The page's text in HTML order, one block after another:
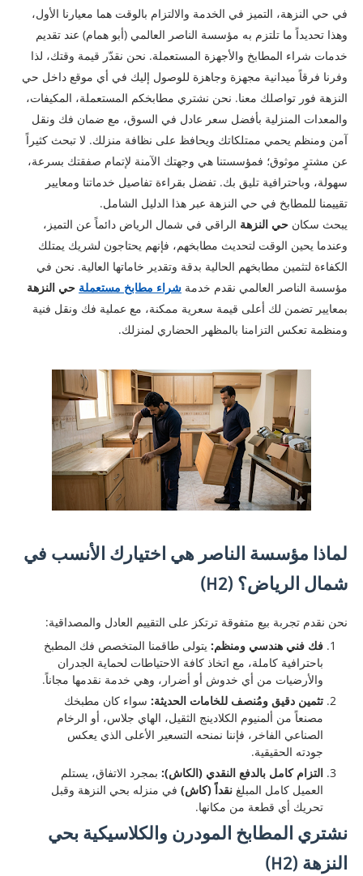
في حي النزهة، التميز في الخدمة والالتزام بالوقت هما معيارنا الأول،
وهذا تحديداً ما تلتزم به مؤسسة الناصر العالمي (أبو همام) عند تقديم
خدمات شراء المطابخ والأجهزة المستعملة. نحن نقدّر قيمة وقتك، لذا
وفرنا فرقاً ميدانية مجهزة وجاهزة للوصول إليك في أي موقع داخل حي
النزهة فور تواصلك معنا. نحن نشتري مطابخكم المستعملة، المكيفات،
والمعدات المنزلية بأفضل سعر عادل في السوق، مع ضمان فك ونقل
آمن ومنظم يحمي ممتلكاتك ويحافظ على نظافة منزلك. لا تبحث كثيراً
عن مشترٍ موثوق؛ فمؤسستنا هي وجهتك الآمنة لإتمام صفقتك بسرعة،
سهولة، وباحترافية تليق بك. تفضل بقراءة تفاصيل خدماتنا ومعايير
تقييمنا للمطابخ في حي النزهة عبر هذا الدليل الشامل.
يبحث سكان حي النزهة الراقي في شمال الرياض دائماً عن التميز،
وعندما يحين الوقت لتحديث مطابخهم، فإنهم يحتاجون لشريك يمتلك
الكفاءة لتثمين مطابخهم الحالية بدقة وتقدير خاماتها العالية. نحن في
مؤسسة الناصر العالمي نقدم خدمة شراء مطابخ مستعملة حي النزهة
بمعايير تضمن لك أعلى قيمة سعرية ممكنة، مع عملية فك ونقل فنية
ومنظمة تعكس التزامنا بالمظهر الحضاري لمنزلك.
لماذا مؤسسة الناصر هي اختيارك الأنسب في
شمال الرياض؟ (H2)
​نحن نقدم تجربة بيع متفوقة ترتكز على التقييم العادل والمصداقية:
فك فني هندسي ومنظم:يتولى طاقمنا المتخصص فك المطبخ
باحترافية كاملة، مع اتخاذ كافة الاحتياطات لحماية الجدران
والأرضيات من أي خدوش أو أضرار، وهي خدمة نقدمها مجاناً.
تثمين دقيق ومُنصف للخامات الحديثة:سواء كان مطبخك
مصنعاً من ألمنيوم الكلادينج الثقيل، الهاي جلاس، أو الرخام
الصناعي الفاخر، فإننا نمنحه التسعير الأعلى الذي يعكس
جودته الحقيقية.
التزام كامل بالدفع النقدي (الكاش):بمجرد الاتفاق، يستلم
العميل كامل المبلغ نقداً (كاش)في منزله بحي النزهة وقبل
تحريك أي قطعة من مكانها.
نشتري المطابخ المودرن والكلاسيكية بحي
النزهة (H2)